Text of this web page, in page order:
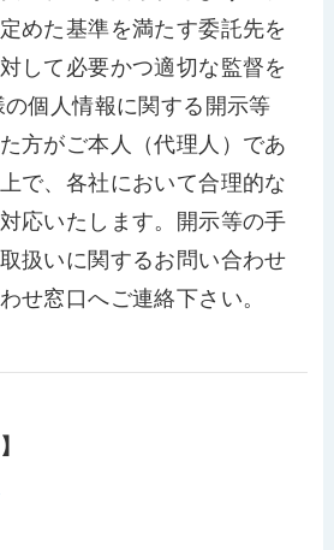
めた基準を満たす委託先を
して必要かつ適切な監督を
個人情報に関する開示等
方がご本人（代理人）であ
で、各社において合理的な
応いたします。開示等の手
扱いに関するお問い合わせ
せ窓口へご連絡下さい。